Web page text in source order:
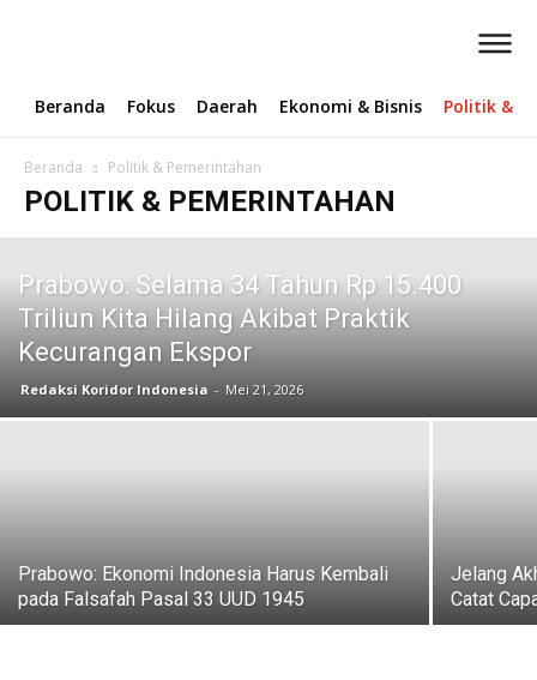
Beranda Fokus Daerah Ekonomi & Bisnis Politik &
Beranda Politik & Pemerintahan
POLITIK & PEMERINTAHAN
Prabowo: Selama 34 Tahun Rp 15.400
Triliun Kita Hilang Akibat Praktik
Kecurangan Ekspor
Redaksi Koridor Indonesia - Mei 21, 2026
Prabowo: Ekonomi Indonesia Harus Kembali
pada Falsafah Pasal 33 UUD 1945
‎Jelang
Catat